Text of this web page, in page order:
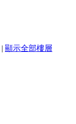
| 顯示全部樓層